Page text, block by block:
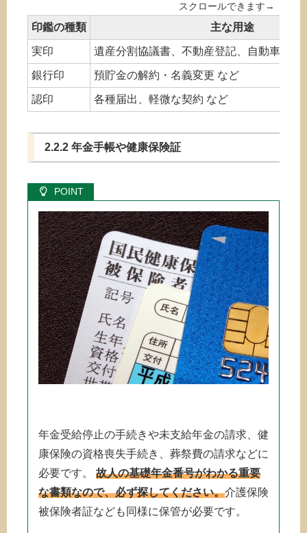
印鑑の種類 主な用途
実印 遺産分割協議書、不動産登記、自動車の譲
銀行印 預貯金の解約・名義変更 など
認印 各種届出、軽微な契約 など
2.2.2 年金手帳や健康保険証
年金受給停止の手続きや未支給年金の請求、健
康保険の資格喪失手続き、葬祭費の請求などに
必要です。 故人の基礎年金番号がわかる重要
な書類なので、必ず探してください。介護保険
被保険者証なども同様に保管が必要です。